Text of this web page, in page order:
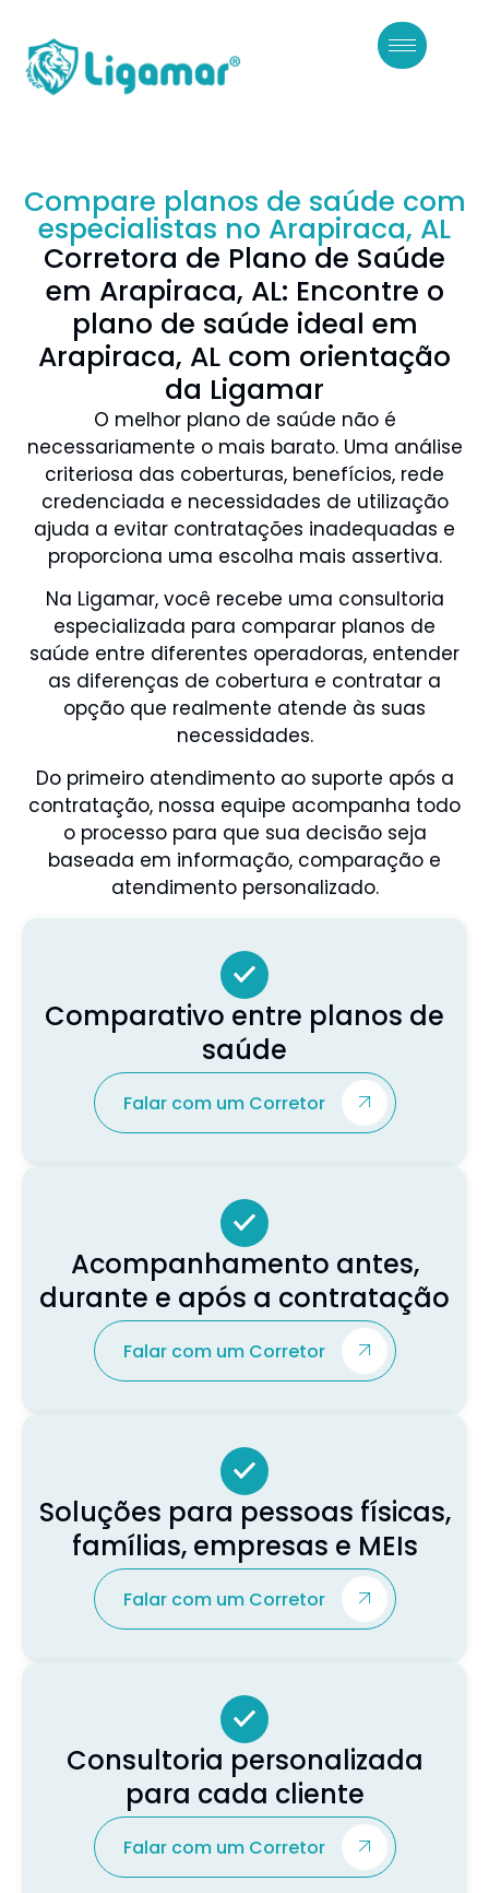
Compare planos de saúde com
especialistas no Arapiraca, AL
Corretora de Plano de Saúde
em Arapiraca, AL: Encontre o
plano de saúde ideal em
Arapiraca, AL com orientação
da Ligamar
O melhor plano de saúde não é
necessariamente o mais barato. Uma análise
criteriosa das coberturas, benefícios, rede
credenciada e necessidades de utilização
ajuda a evitar contratações inadequadas e
proporciona uma escolha mais assertiva.
Na Ligamar, você recebe uma consultoria
especializada para comparar planos de
saúde entre diferentes operadoras, entender
as diferenças de cobertura e contratar a
opção que realmente atende às suas
necessidades.
Do primeiro atendimento ao suporte após a
contratação, nossa equipe acompanha todo
o processo para que sua decisão seja
baseada em informação, comparação e
atendimento personalizado.
Comparativo entre planos de
saúde
Falar com um Corretor
Acompanhamento antes,
durante e após a contratação
Falar com um Corretor
Soluções para pessoas físicas,
famílias, empresas e MEIs
Falar com um Corretor
Consultoria personalizada
para cada cliente
Falar com um Corretor